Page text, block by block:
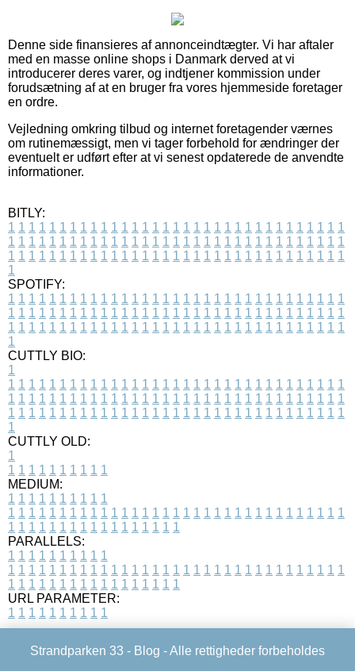
Denne side finansieres af annonceindtægter. Vi har aftaler
med en masse online shops i Danmark derved at vi
introducerer deres varer, og indtjener kommission under
forudsætning af at en bruger fra vores hjemmeside foretager
en ordre.
Vejledning omkring tilbud og internet foretagender værnes
om rutinemæssigt, men vi tager forbehold for ændringer der
eventuelt er udført efter at vi senest opdaterede de anvendte
informationer.
BITLY:
1 1 1 1 1 1 1 1 1 1 1 1 1 1 1 1 1 1 1 1 1 1 1 1 1 1 1 1 1 1 1 1 1
1 1 1 1 1 1 1 1 1 1 1 1 1 1 1 1 1 1 1 1 1 1 1 1 1 1 1 1 1 1 1 1 1
1 1 1 1 1 1 1 1 1 1 1 1 1 1 1 1 1 1 1 1 1 1 1 1 1 1 1 1 1 1 1 1 1
1
SPOTIFY:
1 1 1 1 1 1 1 1 1 1 1 1 1 1 1 1 1 1 1 1 1 1 1 1 1 1 1 1 1 1 1 1 1
1 1 1 1 1 1 1 1 1 1 1 1 1 1 1 1 1 1 1 1 1 1 1 1 1 1 1 1 1 1 1 1 1
1 1 1 1 1 1 1 1 1 1 1 1 1 1 1 1 1 1 1 1 1 1 1 1 1 1 1 1 1 1 1 1 1
1
CUTTLY BIO:
1
1 1 1 1 1 1 1 1 1 1 1 1 1 1 1 1 1 1 1 1 1 1 1 1 1 1 1 1 1 1 1 1 1
1 1 1 1 1 1 1 1 1 1 1 1 1 1 1 1 1 1 1 1 1 1 1 1 1 1 1 1 1 1 1 1 1
1 1 1 1 1 1 1 1 1 1 1 1 1 1 1 1 1 1 1 1 1 1 1 1 1 1 1 1 1 1 1 1 1
1
CUTTLY OLD:
1
1 1 1 1 1 1 1 1 1 1
MEDIUM:
1 1 1 1 1 1 1 1 1 1
1 1 1 1 1 1 1 1 1 1 1 1 1 1 1 1 1 1 1 1 1 1 1 1 1 1 1 1 1 1 1 1 1
1 1 1 1 1 1 1 1 1 1 1 1 1 1 1 1 1
PARALLELS:
1 1 1 1 1 1 1 1 1 1
1 1 1 1 1 1 1 1 1 1 1 1 1 1 1 1 1 1 1 1 1 1 1 1 1 1 1 1 1 1 1 1 1
1 1 1 1 1 1 1 1 1 1 1 1 1 1 1 1 1
URL PARAMETER:
1 1 1 1 1 1 1 1 1 1
Strandparken 33 - Blog - Alle rettigheder forbeholdes